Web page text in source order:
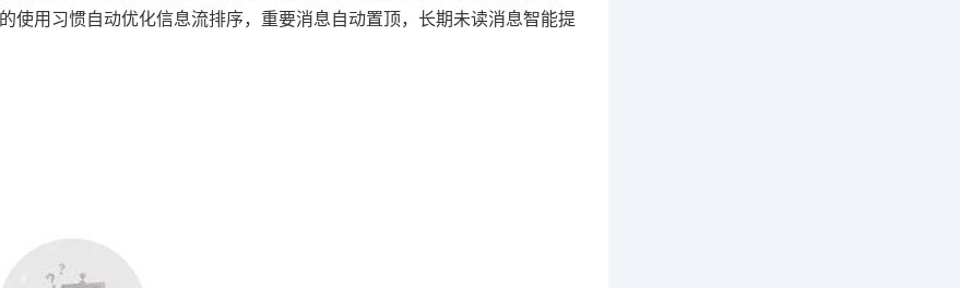
使用习惯自动优化信息流排序，重要消息自动置顶，长期未读消息智能提